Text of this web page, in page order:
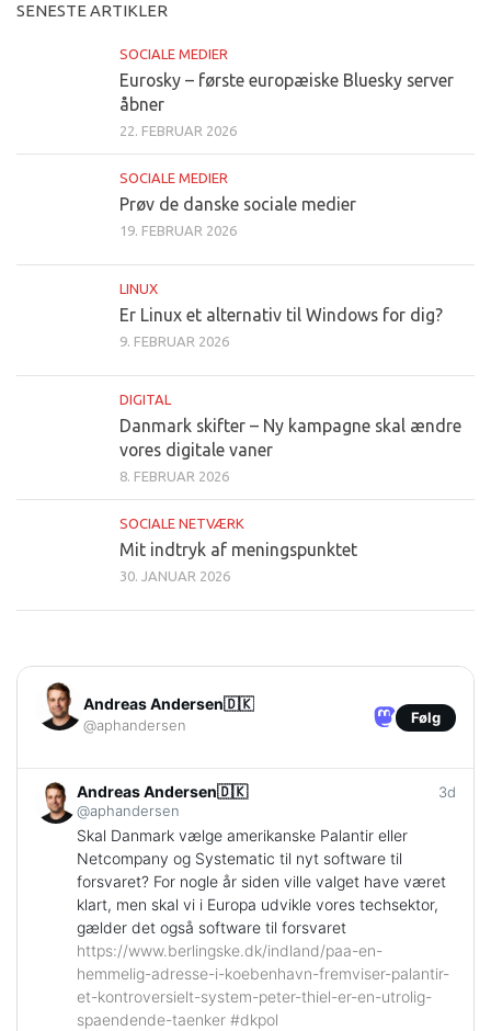
SENESTE ARTIKLER
SOCIALE MEDIER
Eurosky – første europæiske Bluesky server
åbner
22. FEBRUAR 2026
SOCIALE MEDIER
Prøv de danske sociale medier
19. FEBRUAR 2026
LINUX
Er Linux et alternativ til Windows for dig?
9. FEBRUAR 2026
DIGITAL
Danmark skifter – Ny kampagne skal ændre
vores digitale vaner
8. FEBRUAR 2026
SOCIALE NETVÆRK
Mit indtryk af meningspunktet
30. JANUAR 2026
Andreas Andersen🇩🇰
@aphandersen Følg
Andreas Andersen🇩🇰
@aphandersen
3d
Skal Danmark vælge amerikanske Palantir eller
Netcompany og Systematic til nyt software til
forsvaret? For nogle år siden ville valget have været
klart, men skal vi i Europa udvikle vores techsektor,
gælder det også software til forsvaret
https://www. berlingske.dk/indland/paa-en-
hemmelig-adresse-i-koebenhavn-fremviser-palantir-
et-kontroversielt-system-peter-thiel-er-en-utrolig-
spaendende-taenker #dkpol